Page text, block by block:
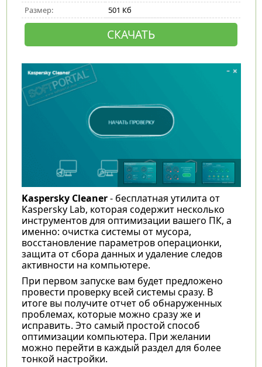
Размер: 501 Кб
СКАЧАТЬ
Kaspersky Cleaner- бесплатная утилита от
Kaspersky Lab, которая содержит несколько
инструментов для оптимизации вашего ПК, а
именно: очистка системы от мусора,
восстановление параметров операционки,
защита от сбора данных и удаление следов
активности на компьютере.
При первом запуске вам будет предложено
провести проверку всей системы сразу. В
итоге вы получите отчет об обнаруженных
проблемах, которые можно сразу же и
исправить. Это самый простой способ
оптимизации компьютера. При желании
можно перейти в каждый раздел для более
тонкой настройки.